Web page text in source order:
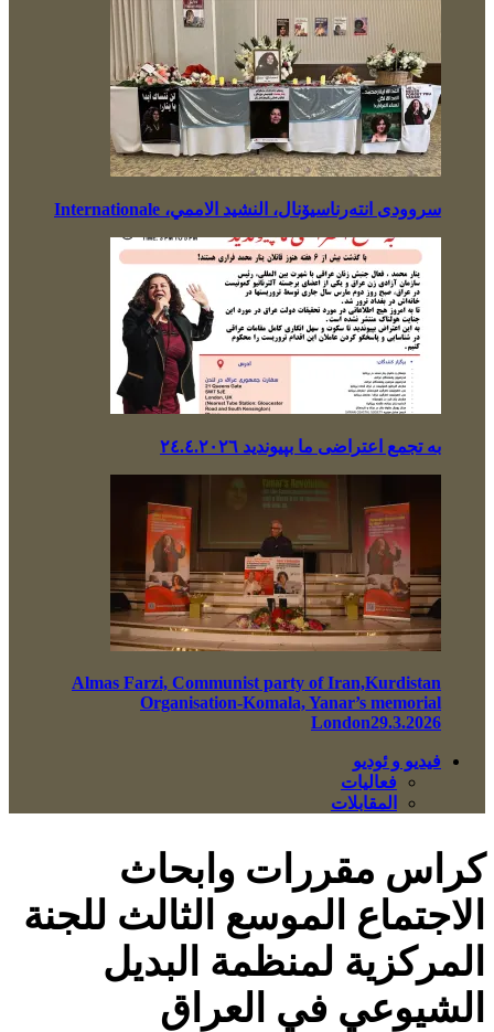
سروودی انتەرناسیۆنال، النشيد الاممي، Internationale
بە تجمع اعتراضی ما بپیوندید ٢٤.٤.٢٠٢٦
Almas Farzi, Communist party of Iran,Kurdistan
Organisation-Komala, Yanar’s memorial
London29.3.2026
فيديو و ئوديو
فعاليات
المقابلات
كراس مقررات وابحاث
الاجتماع الموسع الثالث للجنة
المركزية لمنظمة البديل
الشيوعي في العراق